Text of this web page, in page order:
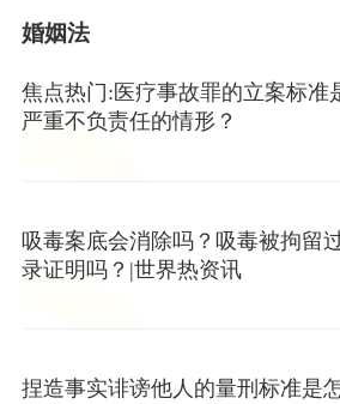
婚姻法
焦点热门:医疗事故罪的立案标准
严重不负责任的情形？
吸毒案底会消除吗？吸毒被拘留
录证明吗？|世界热资讯
捏造事实诽谤他人的量刑标准是